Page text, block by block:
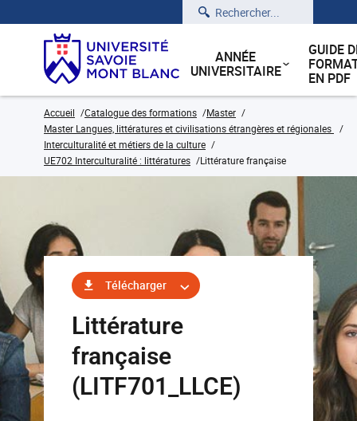
Rechercher
ANNÉE
UNIVERSITAIRE
GUIDE
EN PDF
Accueil Catalogue des formations
Master
Master Langues, littératures et civilisations étrangères et régionales
Interculturalité et métiers de la culture
UE702 Interculturalité : littératures
Littérature française
Télécharger
Littérature
française
(LITF701_LLCE)